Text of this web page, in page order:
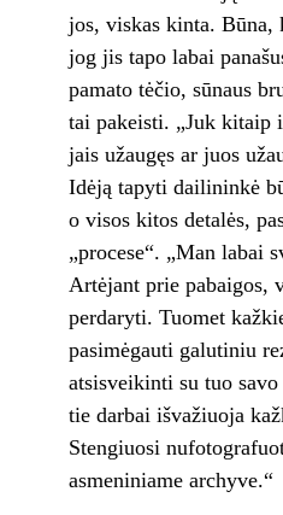
jos, viskas kinta. Būna,
jog jis tapo labai
pamato tėčio, sūnaus
tai pakeisti. „Juk kitaip
jais užaugęs ar juos
Idėją tapyti dailininkė
o visos kitos detalės,
„procese“. „Man labai
Artėjant prie pabaigos,
perdaryti. Tuomet
pasimėgauti galutiniu
atsisveikinti su tuo
tie darbai išvažiuoja
Stengiuosi
asmeniniame archyve.“